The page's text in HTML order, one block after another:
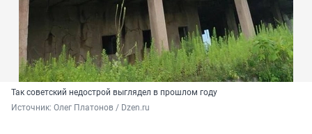
Так советский недострой выглядел в прошлом году
Источник: Олег Платонов / Dzen.ru